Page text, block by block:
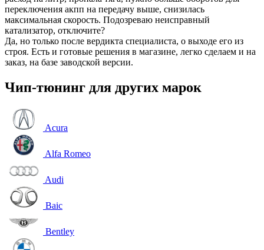
переключения акпп на передачу выше, снизилась
максимальная скорость. Подозреваю неисправный
катализатор, отключите?
Да, но только после вердикта специалиста, о выходе его из
строя. Есть и готовые решения в магазине, легко сделаем и на
заказ, на базе заводской версии.
Чип-тюнинг для других марок
Acura
Alfa Romeo
Audi
Baic
Bentley